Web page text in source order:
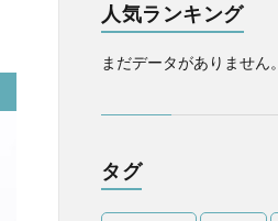
人気ランキング
まだデータがありません。
タグ